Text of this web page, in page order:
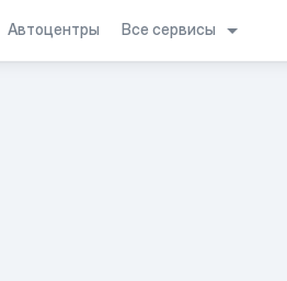
Автоцентры Все сервисы